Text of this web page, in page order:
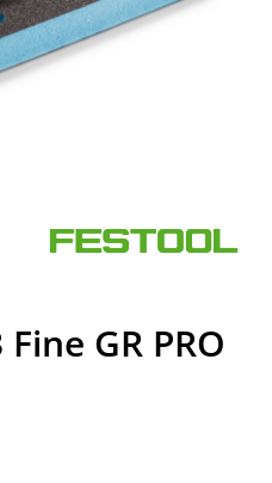
GR PRO